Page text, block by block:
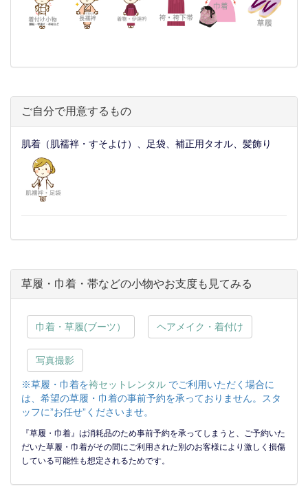
ご自分で用意するもの
肌着（肌襦袢・すそよけ）、足袋、補正用タオル、髪飾り
草履・巾着・帯などの小物やお支度も見てみる
巾着・草履(ブーツ） ヘアメイク・着付け
写真撮影
※草履・巾着を袴セットレンタル でご利用いただく場合に
は、希望の草履・巾着の事前予約を承っておりません。スタ
ッフに”お任せ”くださいませ。
『草履・巾着』は消耗品のため事前予約を承ってしまうと、ご予約いた
だいた草履・巾着がその間にご利用された別のお客様により激しく損傷
している可能性も想定されるためです。